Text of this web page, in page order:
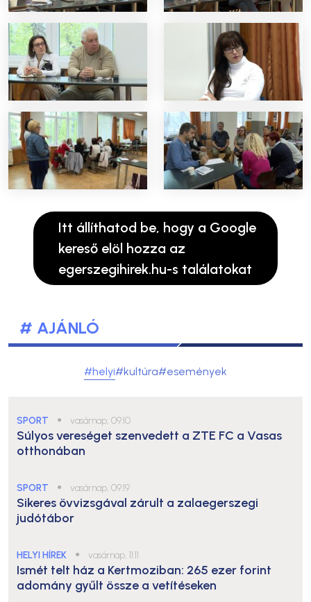
Itt állíthatod be, hogy a Google
kereső elöl hozza az
egerszegihirek.hu-s találatokat
# AJÁNLÓ
#helyi#kultúra#események
SPORT ● vasárnap, 09:10
Súlyos vereséget szenvedett a ZTE FC a Vasas
otthonában
SPORT ● vasárnap, 09:19
Sikeres övvizsgával zárult a zalaegerszegi
judótábor
HELYI HÍREK ● vasárnap, 11:11
Ismét telt ház a Kertmoziban: 265 ezer forint
adomány gyűlt össze a vetítéseken